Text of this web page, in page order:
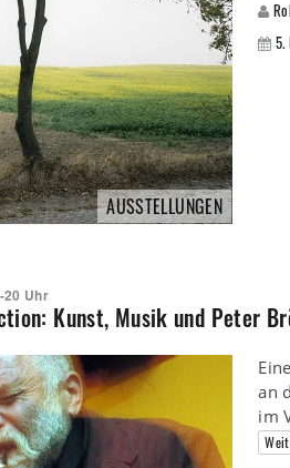
AUSSTELLUNGEN
5.
20 Uhr
Kunst, Musik und Peter
an
im